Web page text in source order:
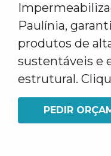
Paulínia,
produtos de
sustentáveis e
estrutural.
PEDIR